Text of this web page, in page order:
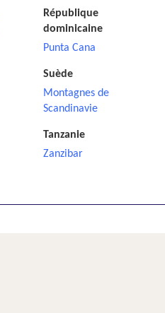
République
dominicaine
Punta Cana
Suède
Montagnes de
Scandinavie
Tanzanie
Zanzibar